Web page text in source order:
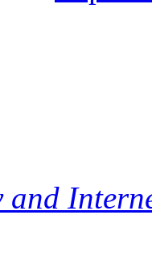
and